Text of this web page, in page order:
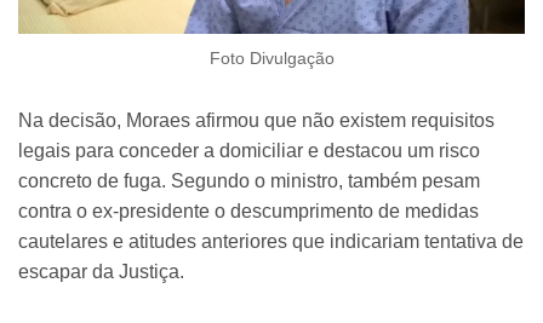
Foto Divulgação
Na decisão, Moraes afirmou que não existem requisitos
legais para conceder a domiciliar e destacou um risco
concreto de fuga. Segundo o ministro, também pesam
contra o ex-presidente o descumprimento de medidas
cautelares e atitudes anteriores que indicariam tentativa de
escapar da Justiça.